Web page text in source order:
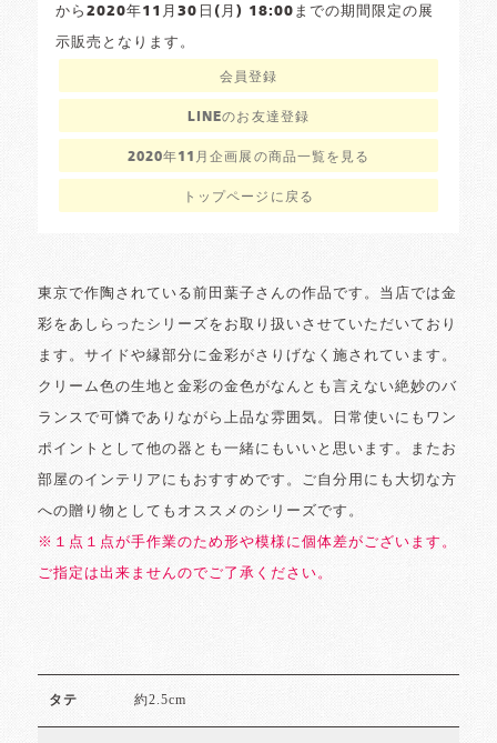
から2020年11月30日(月) 18:00までの期間限定の展
示販売となります。
会員登録
LINEのお友達登録
2020年11月企画展の商品一覧を見る
トップページに戻る
東京で作陶されている前田葉子さんの作品です。当店では金
彩をあしらったシリーズをお取り扱いさせていただいており
ます。サイドや縁部分に金彩がさりげなく施されています。
クリーム色の生地と金彩の金色がなんとも言えない絶妙のバ
ランスで可憐でありながら上品な雰囲気。日常使いにもワン
ポイントとして他の器とも一緒にもいいと思います。またお
部屋のインテリアにもおすすめです。ご自分用にも大切な方
への贈り物としてもオススメのシリーズです。
※１点１点が手作業のため形や模様に個体差がございます。
ご指定は出来ませんのでご了承ください。
タテ 約2.5cm